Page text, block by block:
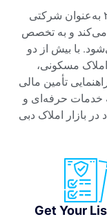
مشاورین املاک رمینگتون از سال ۲۰۰۵ به‌عنوان شرکتی
می‌کند و به تخصص
با بیش از دو
مسکونی،
تأمین مالی
خدمات حرفه‌ای و
در بازار املاک دبی
Get Your